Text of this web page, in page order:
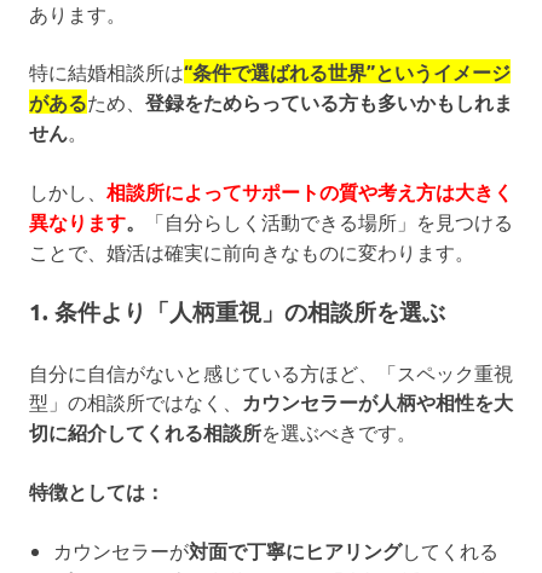
あります。
特に結婚相談所は“条件で選ばれる世界”というイメージ
があるため、 登録をためらっている方も多いかもしれま
せん。
しかし、 相談所によってサポートの質や考え方は大きく
異なります。
「自分らしく活動できる場所」を見つける
ことで、婚活は確実に前向きなものに変わります。
1. 条件より「人柄重視」の相談所を選ぶ
自分に自信がないと感じている方ほど、「スペック重視
型」の相談所ではなく、 カウンセラーが人柄や相性を大
切に紹介してくれる相談所を選ぶべきです。
特徴としては：
カウンセラーが対面で丁寧にヒアリングしてくれる